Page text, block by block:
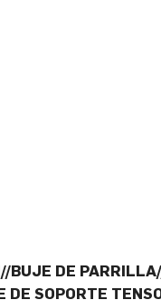
BUJE DE
SOPORTE